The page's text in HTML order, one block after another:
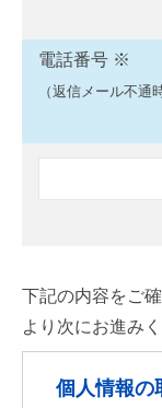
電話番号 ※
（返信メール不通
このフィールド
下記の内容をご
より次にお進みく
個人情報の